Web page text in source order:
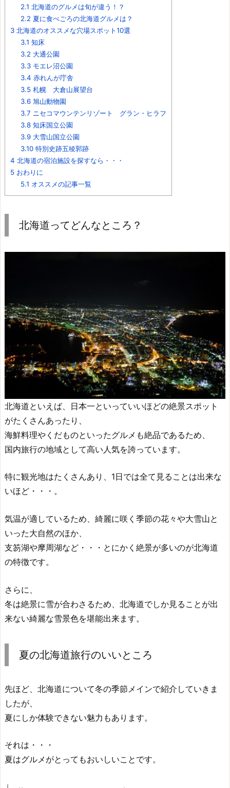
2.1 北海道のグルメは旬が違う！？
2.2 夏に食べごろの北海道グルメは？
3 北海道のオススメな穴場スポット10選
3.1 知床
3.2 大通公園
3.3モエレ沼公園
3.4 赤れんが庁舎
3.5札幌 大倉山展望台
3.6旭山動物園
3.7 ニセコマウンテンリゾート グラン・ヒラフ
3.8知床国立公園
3.9大雪山国立公園
3.10特別史跡五稜郭跡
4 北海道の宿泊施設を探すなら・・・
5 おわりに
5.1 オススメの記事一覧
北海道ってどんなところ？
北海道といえば、日本一といっていいほどの絶景スポット
がたくさんあったり、
海鮮料理やくだものといったグルメも絶品であるため、
国内旅行の地域として高い人気を誇っています。
特に観光地はたくさんあり、1日では全て見ることは出来な
いほど・・・。
気温が適しているため、綺麗に咲く季節の花々や大雪山と
いった大自然のほか、
支笏湖や摩周湖など・・・とにかく絶景が多いのが北海道
の特徴です。
さらに、
冬は絶景に雪が合わさるため、北海道でしか見ることが出
来ない綺麗な雪景色を堪能出来ます。
夏の北海道旅行のいいところ
先ほど、北海道について冬の季節メインで紹介していきま
したが、
夏にしか体験できない魅力もあります。
それは・・・
夏はグルメがとってもおいしいことです。